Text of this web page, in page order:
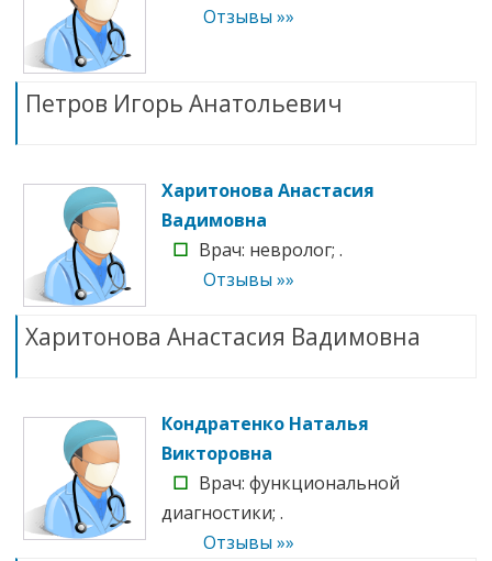
Отзывы »»
Петров Игорь Анатольевич
Харитонова Анастасия
Вадимовна
☐ Врач: невролог; .
Отзывы »»
Харитонова Анастасия Вадимовна
Кондратенко Наталья
Викторовна
☐ Врач: функциональной
диагностики; .
Отзывы »»